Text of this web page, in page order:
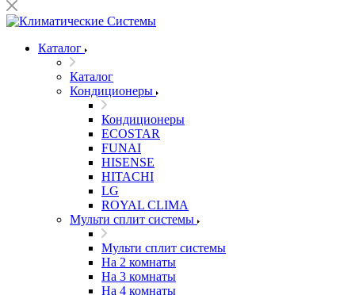
Каталог
Каталог
Кондиционеры
Кондиционеры
ECOSTAR
FUNAI
HISENSE
HITACHI
LG
ROYAL CLIMA
Мульти сплит системы
Мульти сплит системы
На 2 комнаты
На 3 комнаты
На 4 комнаты